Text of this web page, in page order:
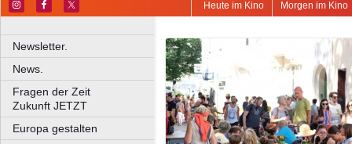
Morgen im Kino
Heute im Kino
Newsletter.
News.
Fragen der Zeit
Zukunft JETZT
Europa gestalten